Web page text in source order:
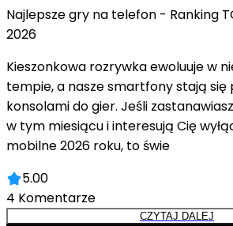
Najlepsze gry na telefon - Ranking
2026
Kieszonkowa rozrywka ewoluuje w
tempie, a nasze smartfony stają się
konsolami do gier. Jeśli
w tym miesiącu i interesują Cię
mobilne 2026 roku, to świe
5.00
4 Komentarze
CZYTAJ DALEJ